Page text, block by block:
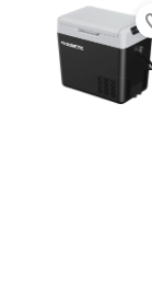
Beoordeling is 9,3